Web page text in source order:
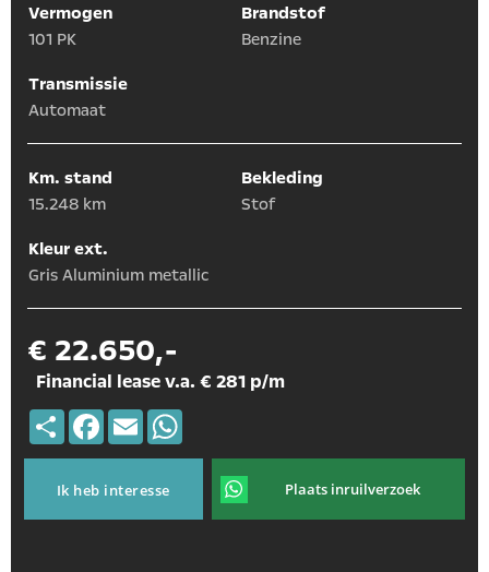
Vermogen
101 PK
Brandstof
Benzine
Transmissie
Automaat
Km. stand
15.248 km
Bekleding
Stof
Kleur ext.
Gris Aluminium metallic
€ 22.650,-
Financial lease v.a. € 281 p/m
Deel Facebook
Email
Ik heb interesse Plaats inruilverzoek